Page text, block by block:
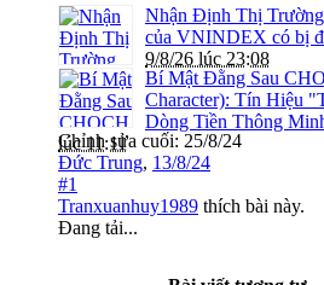
Nhận Định Thị Trường
của VNINDEX có bị
9/8/26 lúc 23:08
Bí Mật Đằng Sau
Character): Tín Hiệu
Dòng Tiền Thông
lúc 11:11
Chỉnh sửa cuối: 25/8/24
Đức Trung, 13/8/24
#1
Tranxuanhuy1989 thích bài này.
Đang tải...